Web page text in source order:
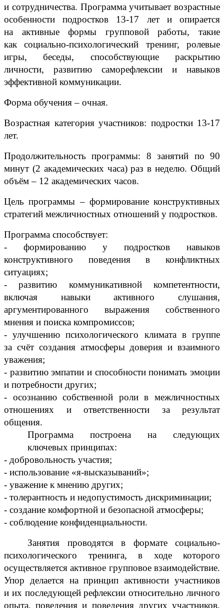
и сотрудничества. Программа учитывает возрастные
особенности подростков 13-17 лет и опирается
на активные формы групповой работы, такие
как социально-психологический тренинг, ролевые
игры, беседы, способствующие раскрытию
личности, развитию саморефлексии и навыков
эффективной коммуникации.
Форма обучения – очная.
Возрастная категория участников: подростки 13-17
лет.
Продолжительность программы: 8 занятий по 90
минут (2 академических часа) раз в неделю. Общий
объём – 12 академических часов.
Цель программы – формирование конструктивных
стратегий межличностных отношений у подростков.
Программа способствует:
-
формированию у подростков навыков
конструктивного поведения в конфликтных
ситуациях;
-
развитию коммуникативной компетентности,
включая навыки активного слушания,
аргументированного выражения собственного
мнения и поиска компромиссов;
- улучшению психологического климата в группе
за счёт создания атмосферы доверия и взаимного
уважения;
- развитию эмпатии и способности понимать эмоции
и потребности других;
- осознанию собственной роли в межличностных
отношениях и ответственности за результат
общения.
Программа построена на следующих
ключевых принципах:
- добровольность участия;
- использование «я-высказываний»;
- уважение к мнению других;
- толерантность и недопустимость дискриминации;
- создание комфортной и безопасной атмосферы;
- соблюдение конфиденциальности.
Занятия проводятся в формате социально-
психологического тренинга, в ходе которого
осуществляется активное групповое взаимодействие.
Упор делается на принцип активности участников
и их последующей рефлексии относительно личного
опыта, поведения и поведения других участников.